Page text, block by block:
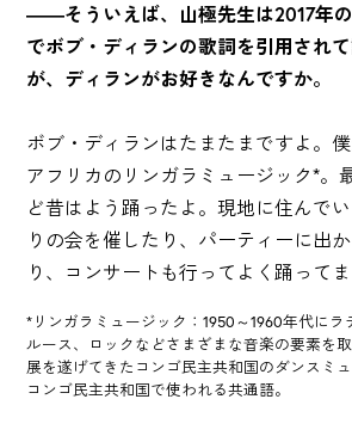
――そういえば、山極先生は2017年
でボブ・ディランの歌詞を引用され
が、ディランがお好きなんですか。
ボブ・ディランはたまたまですよ。
アフリカのリンガラミュージック*。
ど昔はよう踊ったよ。現地に住んで
りの会を催したり、パーティーに出
り、コンサートも行ってよく踊ってま
*リンガラミュージック：1950～1960年代に
ルース、ロックなどさまざまな音楽の要素を
展を遂げてきたコンゴ民主共和国のダンスミ
コンゴ民主共和国で使われる共通語。